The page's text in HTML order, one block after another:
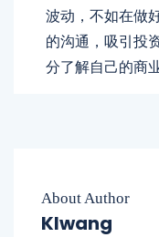
波动，不如在做
的沟通，吸引投
分了解自己的商
About Author
Klwang